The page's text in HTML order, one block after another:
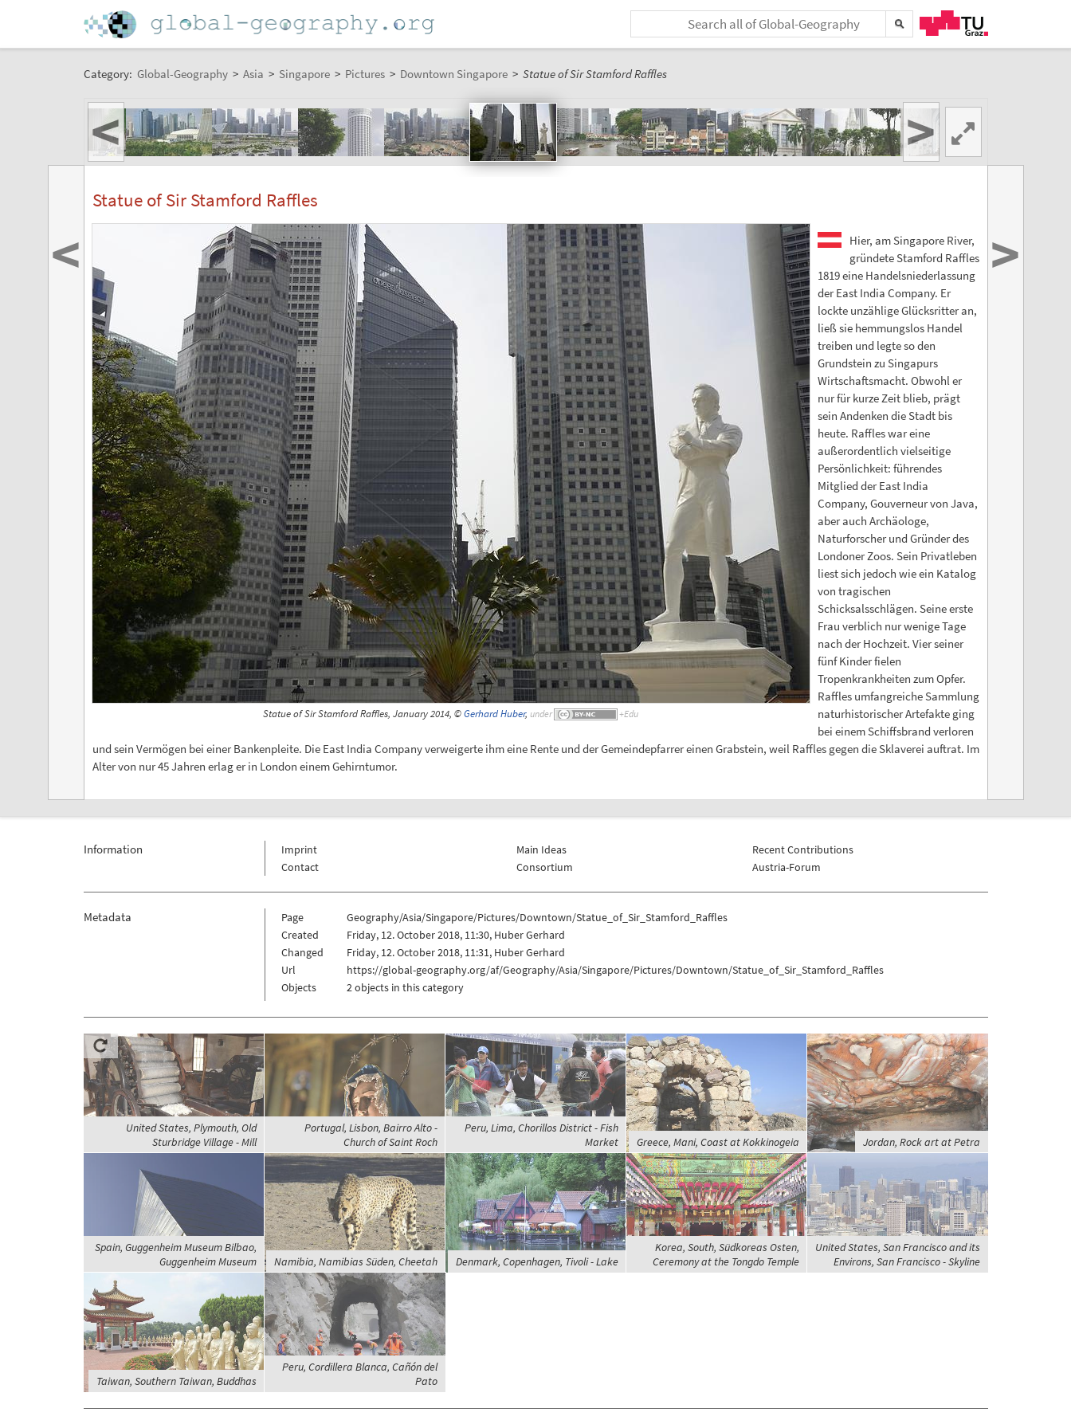
Category: Global-Geography > Asia > Singapore > Pictures > Downtown Singapore > Statue of Sir Stamford Raffles
< >
Statue of Sir Stamford Raffles
Statue of Sir Stamford Raffles, January 2014, ©Gerhard Huber, under
Hier, am Singapore River,
gründete Stamford Raffles
1819 eine Handelsniederlassung
der East India Company. Er
lockte unzählige Glücksritter an,
ließ sie hemmungslos Handel
treiben und legte so den
Grundstein zu Singapurs
Wirtschaftsmacht. Obwohl er
nur für kurze Zeit blieb, prägt
sein Andenken die Stadt bis
heute. Raffles war eine
außerordentlich vielseitige
Persönlichkeit: führendes
Mitglied der East India
Company, Gouverneur von Java,
aber auch Archäologe,
Naturforscher und Gründer des
Londoner Zoos. Sein Privatleben
liest sich jedoch wie ein Katalog
von tragischen
Schicksalsschlägen. Seine erste
Frau verblich nur wenige Tage
nach der Hochzeit. Vier seiner
fünf Kinder fielen
Tropenkrankheiten zum Opfer.
Raffles umfangreiche Sammlung
naturhistorischer Artefakte ging
bei einem Schiffsbrand verloren
und sein Vermögen bei einer Bankenpleite. Die East India Company verweigerte ihm eine Rente und der Gemeindepfarrer einen Grabstein, weil Raffles gegen die Sklaverei auftrat. Im
Alter von nur 45 Jahren erlag er in London einem Gehirntumor.
< >
Information
Imprint
Contact
Main Ideas
Consortium
Recent Contributions
Austria-Forum
Metadata Page
Geography/Asia/Singapore/Pictures/Downtown/Statue_of_Sir_Stamford_Raffles
Created
Friday, 12. October 2018, 11:30, Huber Gerhard
Changed
Friday, 12. October 2018, 11:31, Huber Gerhard
Url
https://global-geography.org/af/Geography/Asia/Singapore/Pictures/Downtown/Statue_of_Sir_Stamford_Raffles
Objects
2 objects in this category
United States, Plymouth, Old
Sturbridge Village - Mill
Portugal, Lisbon, Bairro Alto -
Church of Saint Roch
Peru, Lima, Chorillos District - Fish
Market
Greece, Mani, Coast at Kokkinogeia Jordan, Rock art at Petra
Spain, Guggenheim Museum Bilbao,
Guggenheim Museum
Namibia, Namibias Süden, Cheetah Denmark, Copenhagen, Tivoli - Lake
Korea, South, Südkoreas Osten,
Ceremony at the Tongdo Temple
United States, San Francisco and its
Environs, San Francisco - Skyline
Taiwan, Southern Taiwan, Buddhas
Peru, Cordillera Blanca, Cañón del
Pato